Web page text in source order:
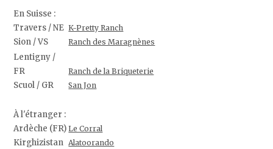
En Suisse :
Travers / NE K-Pretty Ranch
Sion / VS Ranch des Maragnènes
Lentigny /
FR
Ranch de la Briqueterie
Scuol / GR San Jon
À l'étranger :
Ardèche (FR) Le Corral
Kirghizistan Alatoorando